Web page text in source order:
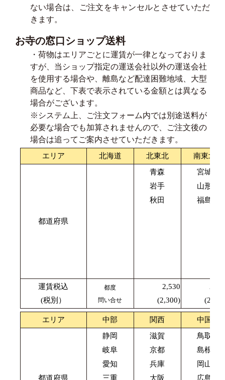
ない場合は、ご注文をキャンセルとさせていただ
きます。
お寺の窓口ショップ送料
・荷物はエリアごとに運賃が一律となっておりま
すが、当ショップ指定の運送会社以外の運送会社
を使用する場合や、離島など配達困難地域、大型
商品など、下表で表示されている金額とは異なる
場合がございます。
※システム上、ご注文フォーム内では別途送料が
必要な場合でも加算されませんので、ご注文後の
場合は追ってご案内させていただきます。
エリア 北海道 北東北 南東北
都道府県
青森
岩手
秋田
宮城
山形
福島
運賃税込
(税別）
都度
問い合せ
2,530
(2,300)
エリア 中部 関西 中国
都道府県
静岡
岐阜
愛知
三重
滋賀
京都
兵庫
大阪
鳥取
島根
岡山
広島